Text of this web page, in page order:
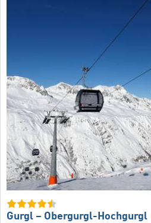
Gurgl – Obergurgl-Hochgurgl